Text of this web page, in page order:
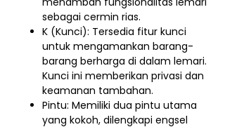
sebagai cermin rias.
K (Kunci): Tersedia fitur kunci
untuk mengamankan barang-
barang berharga di dalam lemari.
Kunci ini memberikan privasi dan
keamanan tambahan.
Pintu: Memiliki dua pintu utama
yang kokoh, dilengkapi engsel